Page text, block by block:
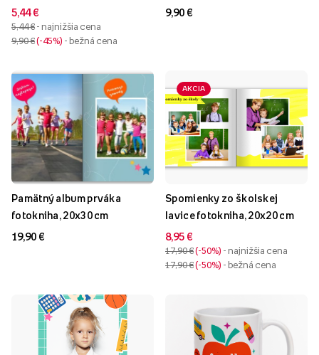
22x10 cm
5,44 €
5,44 € - najnižšia cena
9,90 € -45% - bežná cena
9,90 €
Pamätný album prváka
fotokniha, 20x30 cm
19,90 €
AKCIA
Spomienky zo školskej
lavice fotokniha, 20x20 cm
8,95 €
17,90 € -50% - najnižšia cena
17,90 € -50% - bežná cena